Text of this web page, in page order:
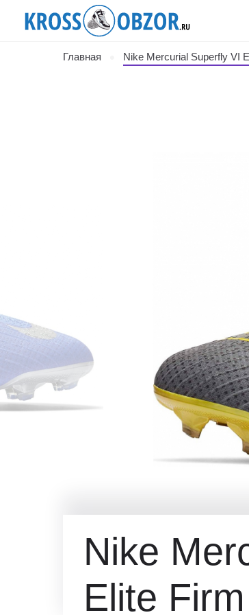
Главная Nike Mercurial Superfly VI
Nike
Elite